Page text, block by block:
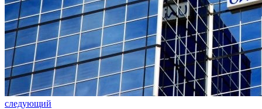
следующий